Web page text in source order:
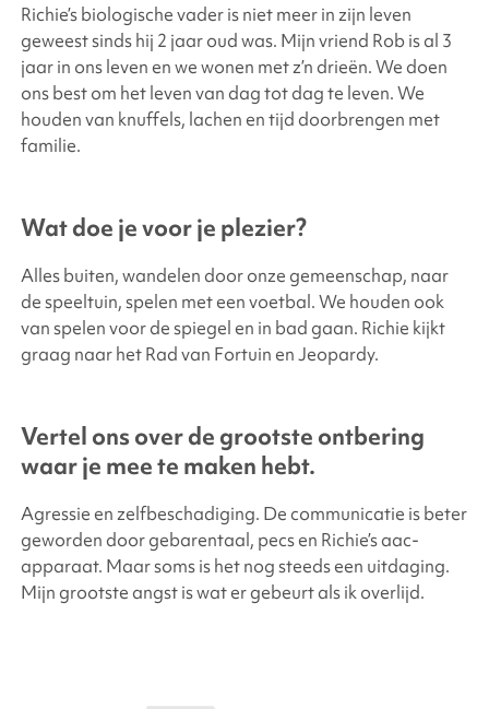
Richie’s biologische vader is niet meer in zijn leven
geweest sinds hij 2 jaar oud was. Mijn vriend Rob is al 3
jaar in ons leven en we wonen met z’n drieën. We doen
ons best om het leven van dag tot dag te leven. We
houden van knuffels, lachen en tijd doorbrengen met
familie.
Wat doe je voor je plezier?
Alles buiten, wandelen door onze gemeenschap, naar
de speeltuin, spelen met een voetbal. We houden ook
van spelen voor de spiegel en in bad gaan. Richie kijkt
graag naar het Rad van Fortuin en Jeopardy.
Vertel ons over de grootste ontbering
waar je mee te maken hebt.
Agressie en zelfbeschadiging. De communicatie is beter
geworden door gebarentaal, pecs en Richie’s aac-
apparaat. Maar soms is het nog steeds een uitdaging.
Mijn grootste angst is wat er gebeurt als ik overlijd.